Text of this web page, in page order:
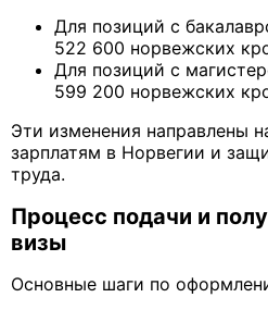
Для позиций с
522 600 норвежских
Для позиций с
599 200 норвежских
Эти изменения направлены
зарплатям в Норвегии и
труда.
Процесс подачи и
визы
Основные шаги по